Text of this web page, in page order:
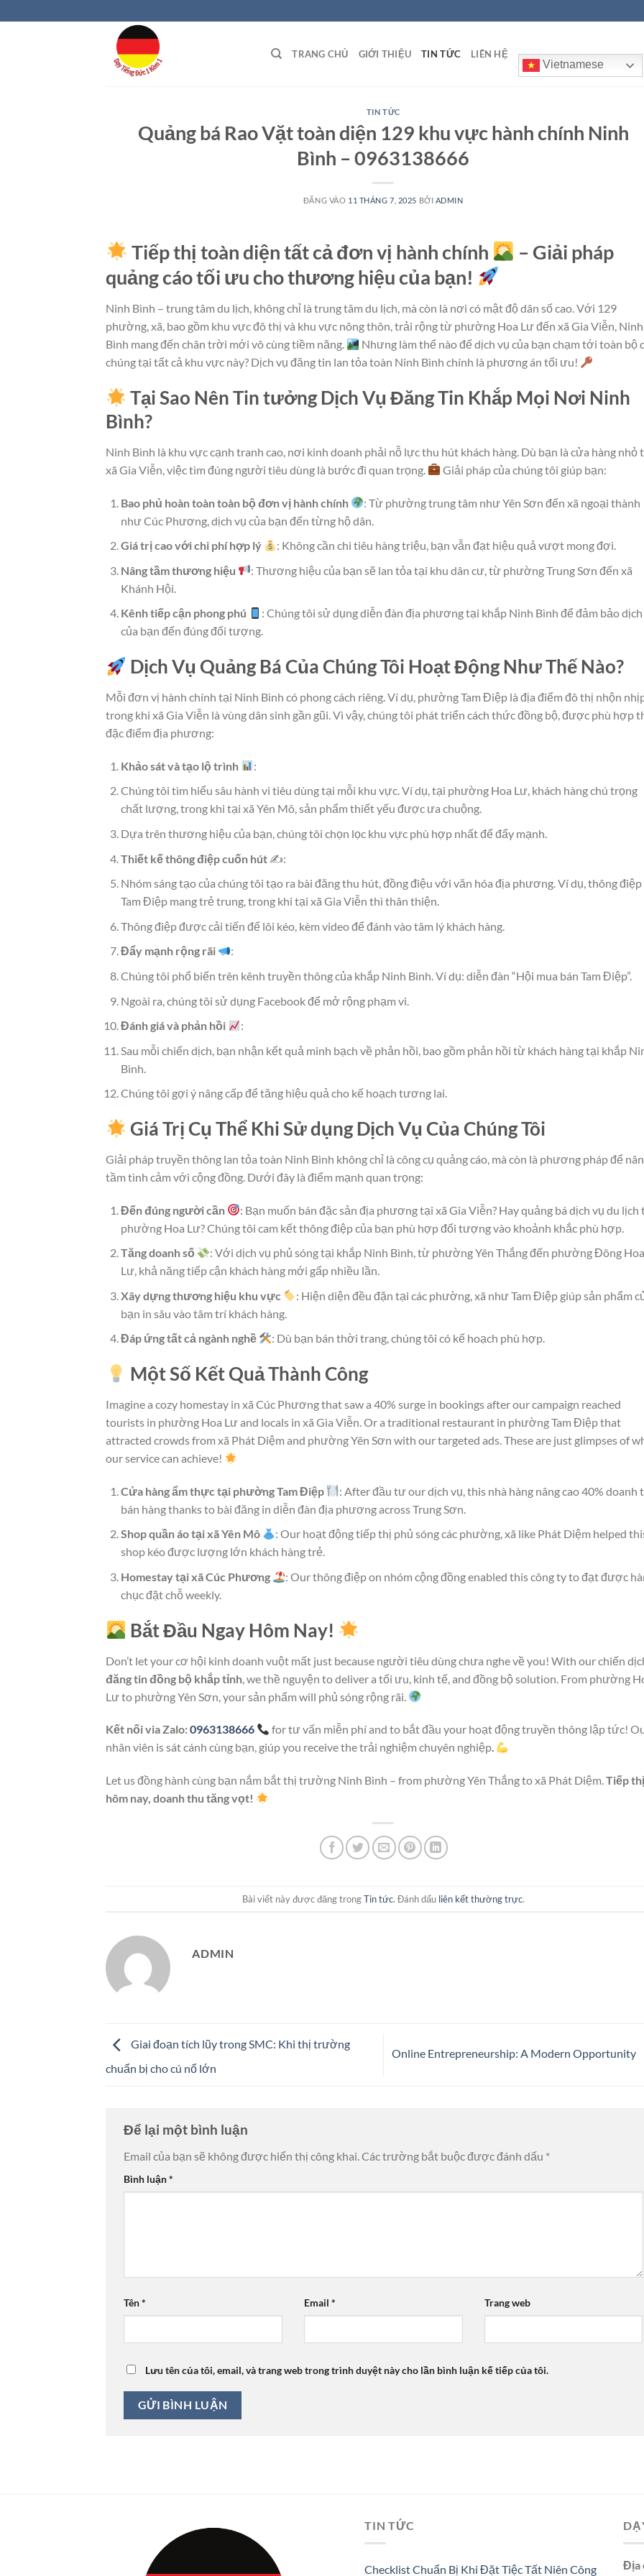
qua
TRANG CHỦ GIỚI THIỆU TIN TỨC LIÊN HỆ
Vietnamese
TIN TỨC
Quảng bá Rao Vặt toàn diện 129 khu vực hành chính Ninh
Bình – 0963138666
ĐĂNG VÀO 11 THÁNG 7, 2025 BỞI ADMIN
Tiếp thị toàn diện tất cả đơn vị hành chính
– Giải pháp
quảng cáo tối ưu cho thương hiệu của bạn!
Ninh Bình – trung tâm du lịch, không chỉ là trung tâm du lịch, mà còn là nơi có mật độ dân số cao. Với 129
phường, xã, bao gồm khu vực đô thị và khu vực nông thôn, trải rộng từ phường Hoa Lư đến xã Gia Viễn, Ninh
Bình mang đến chân trời mới vô cùng tiềm năng.
Nhưng làm thế nào để dịch vụ của bạn chạm tới toàn bộ
chúng tại tất cả khu vực này? Dịch vụ đăng tin lan tỏa toàn Ninh Bình chính là phương án tối ưu!
Tại Sao Nên Tin tưởng Dịch Vụ Đăng Tin Khắp Mọi Nơi Ninh
Bình?
Ninh Bình là khu vực cạnh tranh cao, nơi kinh doanh phải nỗ lực thu hút khách hàng. Dù bạn là cửa hàng nhỏ
xã Gia Viễn, việc tìm đúng người tiêu dùng là bước đi quan trọng.
Giải pháp của chúng tôi giúp bạn:
Bao phủ hoàn toàn toàn bộ đơn vị hành chính
: Từ phường trung tâm như Yên Sơn đến xã ngoại thành
như Cúc Phương, dịch vụ của bạn đến từng hộ dân.
Giá trị cao với chi phí hợp lý
: Không cần chi tiêu hàng triệu, bạn vẫn đạt hiệu quả vượt mong đợi.
Nâng tầm thương hiệu
: Thương hiệu của bạn sẽ lan tỏa tại khu dân cư, từ phường Trung Sơn đến xã
Khánh Hội.
Kênh tiếp cận phong phú
: Chúng tôi sử dụng diễn đàn địa phương tại khắp Ninh Bình để đảm bảo dịch
của bạn đến đúng đối tượng.
Dịch Vụ Quảng Bá Của Chúng Tôi Hoạt Động Như Thế Nào?
Mỗi đơn vị hành chính tại Ninh Bình có phong cách riêng. Ví dụ, phường Tam Điệp là địa điểm đô thị nhộn
trong khi xã Gia Viễn là vùng dân sinh gần gũi. Vì vậy, chúng tôi phát triển cách thức đồng bộ, được phù hợp
đặc điểm địa phương:
Khảo sát và tạo lộ trình
:
Chúng tôi tìm hiểu sâu hành vi tiêu dùng tại mỗi khu vực. Ví dụ, tại phường Hoa Lư, khách hàng chú trọng
chất lượng, trong khi tại xã Yên Mô, sản phẩm thiết yếu được ưa chuộng.
Dựa trên thương hiệu của bạn, chúng tôi chọn lọc khu vực phù hợp nhất để đẩy mạnh.
Thiết kế thông điệp cuốn hút✍️:
Nhóm sáng tạo của chúng tôi tạo ra bài đăng thu hút, đồng điệu với văn hóa địa phương. Ví dụ, thông
Tam Điệp mang trẻ trung, trong khi tại xã Gia Viễn thì thân thiện.
Thông điệp được cải tiến để lôi kéo, kèm video để đánh vào tâm lý khách hàng.
Đẩy mạnh rộng rãi
:
Chúng tôi phổ biến trên kênh truyền thông của khắp Ninh Bình. Ví dụ: diễn đàn “Hội mua bán Tam Điệp”.
Ngoài ra, chúng tôi sử dụng Facebook để mở rộng phạm vi.
Đánh giá và phản hồi
:
Sau mỗi chiến dịch, bạn nhận kết quả minh bạch về phản hồi, bao gồm phản hồi từ khách hàng tại khắp
Bình.
Chúng tôi gợi ý nâng cấp để tăng hiệu quả cho kế hoạch tương lai.
Giá Trị Cụ Thể Khi Sử dụng Dịch Vụ Của Chúng Tôi
Giải pháp truyền thông lan tỏa toàn Ninh Bình không chỉ là công cụ quảng cáo, mà còn là phương pháp để
tầm tình cảm với cộng đồng. Dưới đây là điểm mạnh quan trọng:
Đến đúng người cần
: Bạn muốn bán đặc sản địa phương tại xã Gia Viễn? Hay quảng bá dịch vụ du lịch
phường Hoa Lư? Chúng tôi cam kết thông điệp của bạn phù hợp đối tượng vào khoảnh khắc phù hợp.
Tăng doanh số
: Với dịch vụ phủ sóng tại khắp Ninh Bình, từ phường Yên Thắng đến phường Đông Hoa
Lư, khả năng tiếp cận khách hàng mới gấp nhiều lần.
Xây dựng thương hiệu khu vực
: Hiện diện đều đặn tại các phường, xã như Tam Điệp giúp sản phẩm
bạn in sâu vào tâm trí khách hàng.
Đáp ứng tất cả ngành nghề
: Dù bạn bán thời trang, chúng tôi có kế hoạch phù hợp.
Một Số Kết Quả Thành Công
Imagine a cozy homestay in xã Cúc Phương that saw a 40% surge in bookings after our campaign reached
tourists in phường Hoa Lư and locals in xã Gia Viễn. Or a traditional restaurant in phường Tam Điệp that
attracted crowds from xã Phát Diệm and phường Yên Sơn with our targeted ads. These are just glimpses of
our service can achieve!
Cửa hàng ẩm thực tại phường Tam Điệp
: After đầu tư our dịch vụ, this nhà hàng nâng cao 40% doanh
bán hàng thanks to bài đăng in diễn đàn địa phương across Trung Sơn.
Shop quần áo tại xã Yên Mô
: Our hoạt động tiếp thị phủ sóng các phường, xã like Phát Diệm helped
shop kéo được lượng lớn khách hàng trẻ.
Homestay tại xã Cúc Phương
: Our thông điệp on nhóm cộng đồng enabled this công ty to đạt được
chục đặt chỗ weekly.
Bắt Đầu Ngay Hôm Nay!
Don’t let your cơ hội kinh doanh vuột mất just because người tiêu dùng chưa nghe về you! With our chiến
đăng tin đồng bộ khắp tỉnh , we thề nguyện to deliver a tối ưu, kinh tế, and đồng bộ solution. From phường
Lư to phường Yên Sơn, your sản phẩm will phủ sóng rộng rãi.
Kết nối via Zalo:0963138666
for tư vấn miễn phí and to bắt đầu your hoạt động truyền thông lập tức!
nhân viên is sát cánh cùng bạn, giúp you receive the trải nghiệm chuyên nghiệp.
Let us đồng hành cùng bạn nắm bắt thị trường Ninh Bình – from phường Yên Thắng to xã Phát Diệm.Tiếp thị
hôm nay, doanh thu tăng vọt!
Bài viết này được đăng trongTin tức. Đánh dấu liên kết thường trực.
ADMIN
Giai đoạn tích lũy trong SMC: Khi thị trường
chuẩn bị cho cú nổ lớn
Online Entrepreneurship: A Modern Opportunity
Để lại một bình luận
Email của bạn sẽ không được hiển thị công khai.Các trường bắt buộc được đánh dấu *
Bình luận*
Tên* Email * Trang web
Lưu tên của tôi, email, và trang web trong trình duyệt này cho lần bình luận kế tiếp của tôi.
TIN TỨC
Checklist Chuẩn Bị Khi Đặt Tiệc Tất Niên Công Địa